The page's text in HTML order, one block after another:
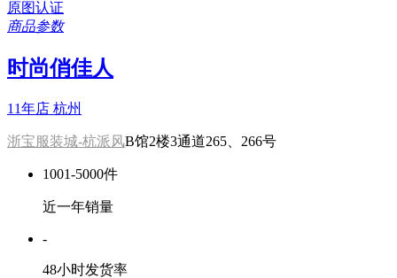
原图认证
商品参数
时尚俏佳人
11年店 杭州
浙宝服装城-杭派风B馆2楼3通道265、266号
1001-5000件
近一年销量
-
48小时发货率